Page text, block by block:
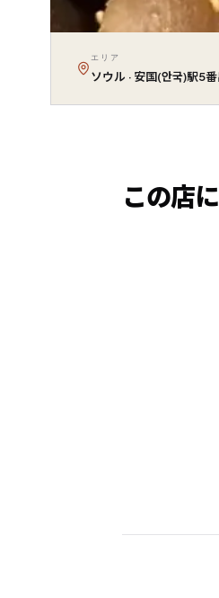
エリア
ソウル · 安国(안국)駅5
この店